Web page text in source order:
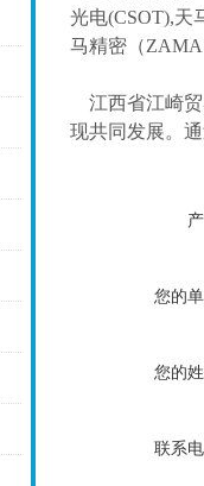
光电(CSOT),天
马精密（
江西省江崎
现共同发展。
您的
您的
联系